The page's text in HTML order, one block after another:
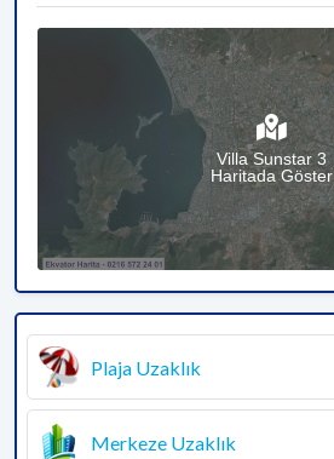
Villa Sunstar 3
Haritada Göster
Plaja Uzaklık
Merkeze Uzaklık